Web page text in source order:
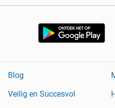
Blog
Veilig en Succesvol